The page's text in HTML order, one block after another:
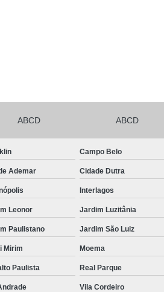
Frutas Naturais Congeladas
de Frutas Congeladas
Polpa de
Frutas Cortadas
Frutas
Cortadas em Delivery
Frutas
Frutas Cortadas para
Cortadas para Entregar
Fruta
e Legumes Minimamente
ABCD ABCD
Campo Belo
Ademar Cidade Dutra
Interlagos
Leonor Jardim Luzitânia
Paulistano Jardim São Luiz
Mirim Moema
Paulista Real Parque
Vila Cordeiro